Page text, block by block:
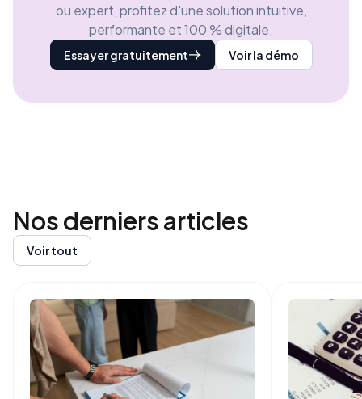
ou expert, profitez d'une solution intuitive,
performante et 100 % digitale.
Essayer gratuitement Voir la démo
Nos derniersarticles
Voir tout